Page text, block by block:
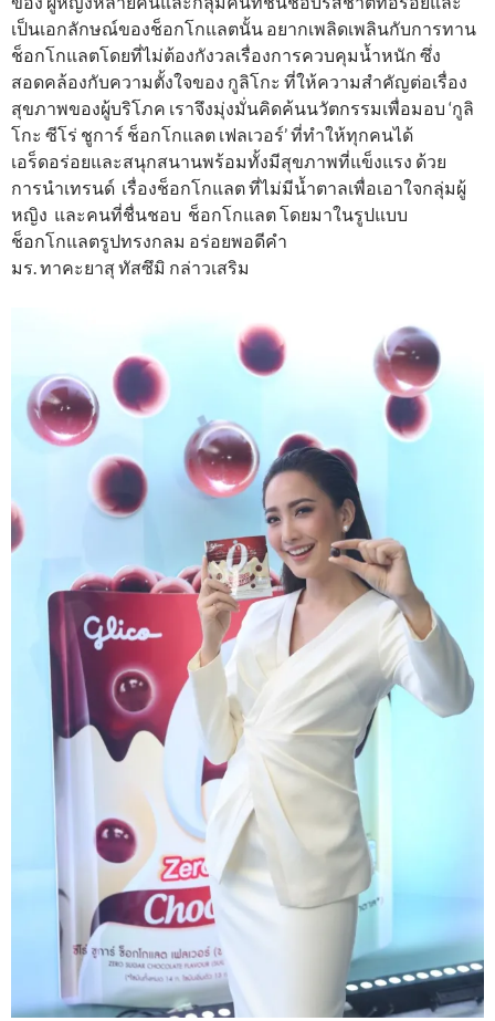
เป็นเอกลักษณ์ของช็อกโกแลตนั้น อยากเพลิดเพลินกับการทาน
ช็อกโกแลตโดยที่ไม่ต้องกังวลเรื่องการควบคุมน้ำหนัก ซึ่ง
สอดคล้องกับความตั้งใจของ กูลิโกะ ที่ให้ความสำคัญต่อเรื่อง
สุขภาพของผู้บริโภค เราจึงมุ่งมั่นคิดค้นนวัตกรรมเพื่อมอบ ‘กูลิ
โกะ ซีโร่ ชูการ์ ช็อกโกแลต เฟลเวอร์’ ที่ทำให้ทุกคนได้
เอร็ดอร่อยและสนุกสนานพร้อมทั้งมีสุขภาพที่แข็งแรง ด้วย
การนำเทรนด์ เรื่องช็อกโกแลต ที่ไม่มีน้ำตาลเพื่อเอาใจกลุ่มผู้
หญิง และคนที่ชื่นชอบ ช็อกโกแลต โดยมาในรูปแบบ
ช็อกโกแลตรูปทรงกลม อร่อยพอดีคำ
มร. ทาคะยาสุ ทัสซึมิ กล่าวเสริม